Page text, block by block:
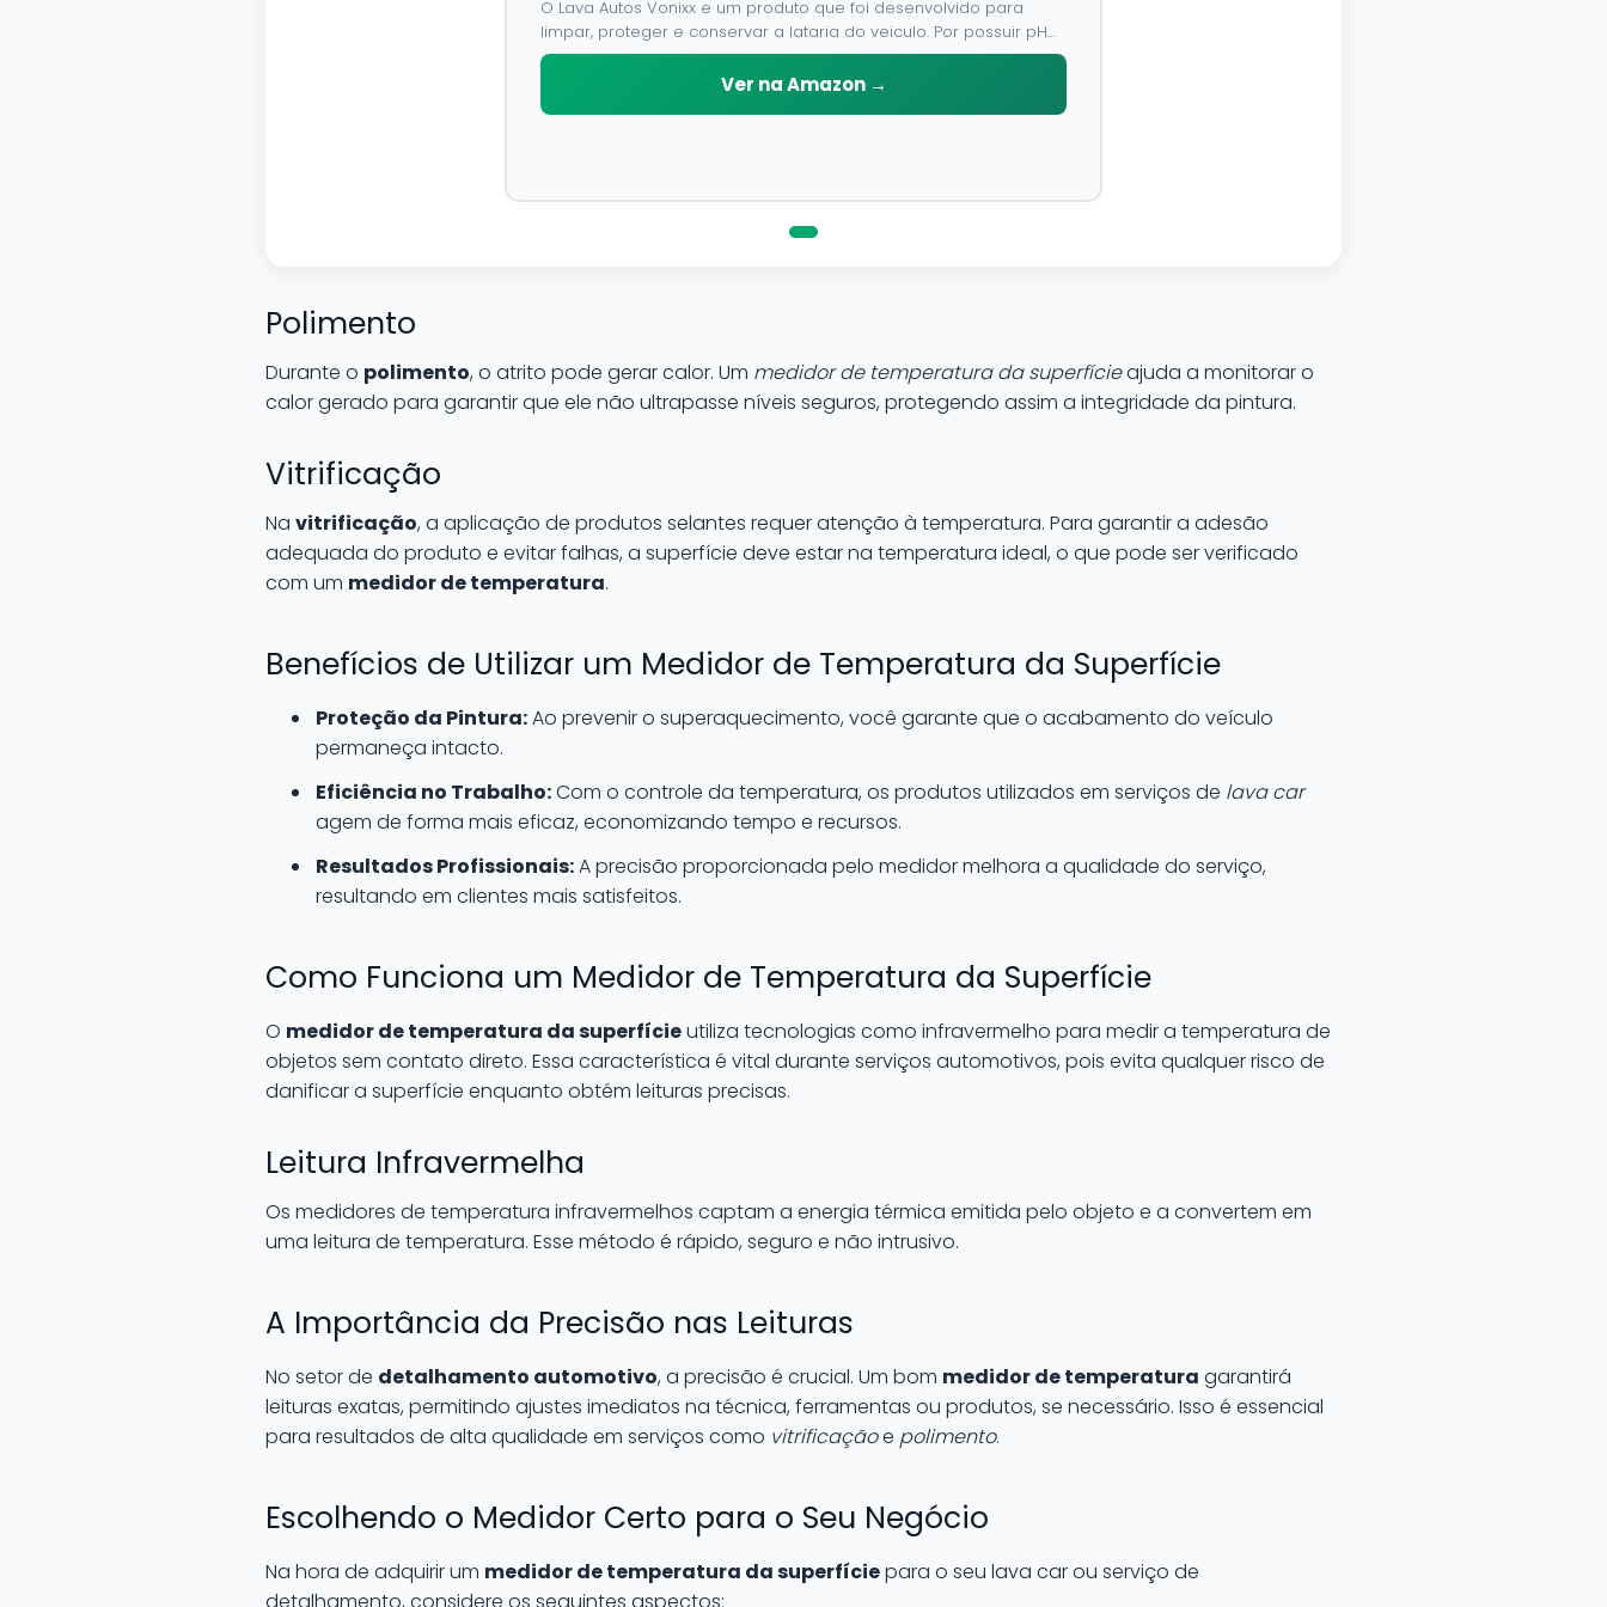
O Lava Autos Vonixx e um produto que foi desenvolvido para
limpar, proteger e conservar a lataria do veiculo. Por possuir pH
neutro, pode ser aplicado em qualquer superficie sem correr o
Ver na Amazon →
Polimento
Durante o polimento, o atrito pode gerar calor. Um medidor de temperatura da superfícieajuda a monitorar o
calor gerado para garantir que ele não ultrapasse níveis seguros, protegendo assim a integridade da pintura.
Vitrificação
Na vitrificação, a aplicação de produtos selantes requer atenção à temperatura. Para garantir a adesão
adequada do produto e evitar falhas, a superfície deve estar na temperatura ideal, o que pode ser verificado
com um medidor de temperatura.
Benefícios de Utilizar um Medidor de Temperatura da Superfície
Proteção da Pintura:Ao prevenir o superaquecimento, você garante que o acabamento do veículo
permaneça intacto.
Eficiência no Trabalho:Com o controle da temperatura, os produtos utilizados em serviços de lava car
agem de forma mais eficaz, economizando tempo e recursos.
Resultados Profissionais:A precisão proporcionada pelo medidor melhora a qualidade do serviço,
resultando em clientes mais satisfeitos.
Como Funciona um Medidor de Temperatura da Superfície
O medidor de temperatura da superfícieutiliza tecnologias como infravermelho para medir a temperatura de
objetos sem contato direto. Essa característica é vital durante serviços automotivos, pois evita qualquer risco de
danificar a superfície enquanto obtém leituras precisas.
Leitura Infravermelha
Os medidores de temperatura infravermelhos captam a energia térmica emitida pelo objeto e a convertem em
uma leitura de temperatura. Esse método é rápido, seguro e não intrusivo.
A Importância da Precisão nas Leituras
No setor de detalhamento automotivo, a precisão é crucial. Um bom medidor de temperatura garantirá
leituras exatas, permitindo ajustes imediatos na técnica, ferramentas ou produtos, se necessário. Isso é essencial
para resultados de alta qualidade em serviços como vitrificaçãoe polimento.
Escolhendo o Medidor Certo para o Seu Negócio
Na hora de adquirir um medidor de temperatura da superfíciepara o seu lava car ou serviço de